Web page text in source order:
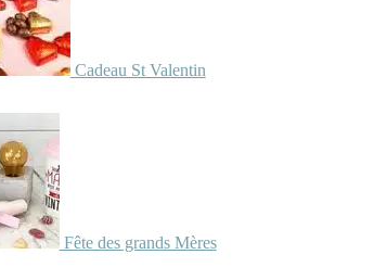
Cadeau St Valentin
Fête des grands Mères